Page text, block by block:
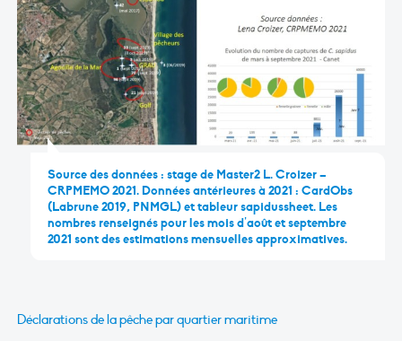
Source des données : stage de Master2 L. Croizer –
CRPMEMO 2021. Données antérieures à 2021 : CardObs
(Labrune 2019, PNMGL) et tableur sapidussheet. Les
nombres renseignés pour les mois d’août et septembre
2021 sont des estimations mensuelles approximatives.
Déclarations de la pêche par quartier maritime